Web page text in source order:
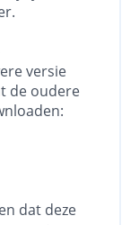
versie
de oudere
dat deze